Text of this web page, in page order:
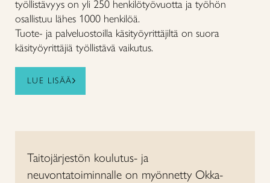
työllistävyys on yli 250 henkilötyövuotta ja työhön
osallistuu lähes 1000 henkilöä.
Tuote- ja palveluostoilla käsityöyrittäjiltä on suora
käsityöyrittäjiä työllistävä vaikutus.
LUE LISÄÄ
Taitojärjestön koulutus- ja
neuvontatoiminnalle on myönnetty Okka-